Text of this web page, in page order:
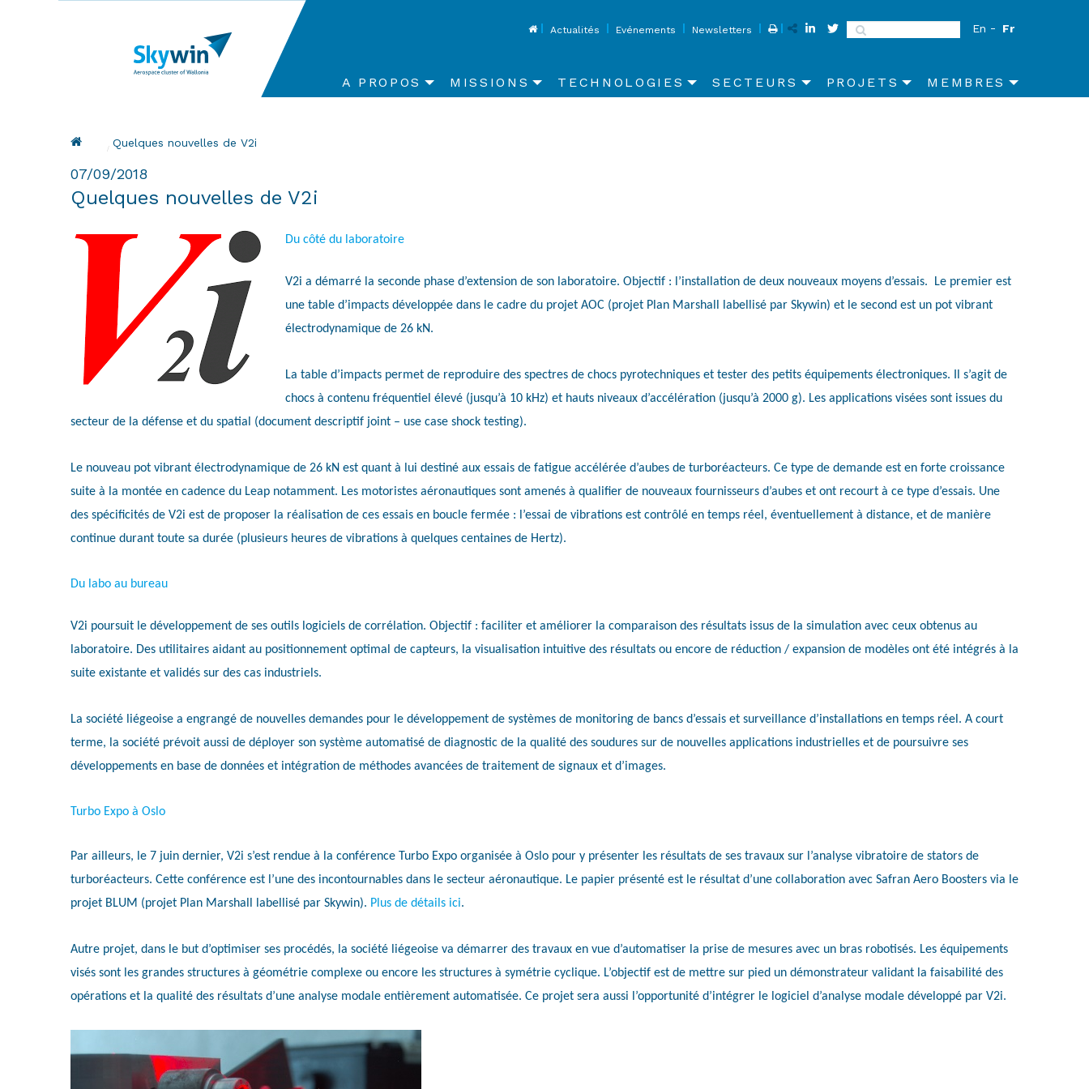
TopActualités Evénements Newsletters Search En Fr
Main
A PROPOS MISSIONS TECHNOLOGIES SECTEURS PROJETS MEMBRES
Fil d'Ariane
Current:
Quelques nouvelles de V2i
07/09/2018
Quelques nouvelles de V2i
Du côté du laboratoire
V2i a démarré la seconde phase d’extension de son laboratoire. Objectif : l’installation de deux nouveaux moyens d’essais. Le premier est
une table d’impacts développée dans le cadre du projet AOC (projet Plan Marshall labellisé par Skywin) et le second est un pot vibrant
électrodynamique de 26 kN.
La table d’impacts permet de reproduire des spectres de chocs pyrotechniques et tester des petits équipements électroniques. Il s’agit de
chocs à contenu fréquentiel élevé (jusqu’à 10 kHz) et hauts niveaux d’accélération (jusqu’à 2000 g). Les applications visées sont issues du
secteur de la défense et du spatial (document descriptif joint – use case shock testing).
Le nouveau pot vibrant électrodynamique de 26 kN est quant à lui destiné aux essais de fatigue accélérée d’aubes de turboréacteurs. Ce type de demande est en forte croissance
suite à la montée en cadence du Leap notamment. Les motoristes aéronautiques sont amenés à qualifier de nouveaux fournisseurs d’aubes et ont recourt à ce type d’essais. Une
des spécificités de V2i est de proposer la réalisation de ces essais en boucle fermée : l’essai de vibrations est contrôlé en temps réel, éventuellement à distance, et de manière
continue durant toute sa durée (plusieurs heures de vibrations à quelques centaines de Hertz).
Du labo au bureau
V2i poursuit le développement de ses outils logiciels de corrélation. Objectif : faciliter et améliorer la comparaison des résultats issus de la simulation avec ceux obtenus au
laboratoire. Des utilitaires aidant au positionnement optimal de capteurs, la visualisation intuitive des résultats ou encore de réduction / expansion de modèles ont été intégrés à la
suite existante et validés sur des cas industriels.
La société liégeoise a engrangé de nouvelles demandes pour le développement de systèmes de monitoring de bancs d’essais et surveillance d’installations en temps réel. A court
terme, la société prévoit aussi de déployer son système automatisé de diagnostic de la qualité des soudures sur de nouvelles applications industrielles et de poursuivre ses
développements en base de données et intégration de méthodes avancées de traitement de signaux et d’images.
Turbo Expo à Oslo
Par ailleurs, le 7 juin dernier, V2i s’est rendue à la conférence Turbo Expo organisée à Oslo pour y présenter les résultats de ses travaux sur l’analyse vibratoire de stators de
turboréacteurs. Cette conférence est l’une des incontournables dans le secteur aéronautique. Le papier présenté est le résultat d’une collaboration avec Safran Aero Boosters via le
projet BLUM (projet Plan Marshall labellisé par Skywin). Plus de détails ici.
Autre projet, dans le but d’optimiser ses procédés, la société liégeoise va démarrer des travaux en vue d’automatiser la prise de mesures avec un bras robotisés. Les équipements
visés sont les grandes structures à géométrie complexe ou encore les structures à symétrie cyclique. L’objectif est de mettre sur pied un démonstrateur validant la faisabilité des
opérations et la qualité des résultats d’une analyse modale entièrement automatisée. Ce projet sera aussi l’opportunité d’intégrer le logiciel d’analyse modale développé par V2i.